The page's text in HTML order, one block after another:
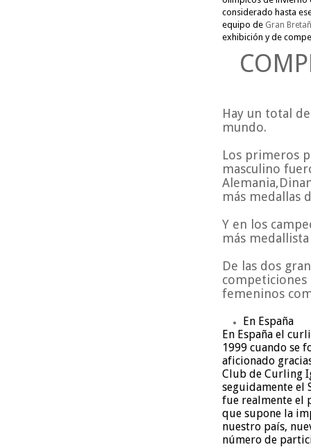
considerado hasta
equipo de Gran
exhibición y de
Hay un total
mundo.
Los primeros
masculino
más medallas
Y en los
más medallista
De las dos
competiciones
femeninos
En España
En España el
1999 cuando se
aficionado
Club de Curling
seguidamente el
fue realmente el
que supone la
nuestro país,
número de